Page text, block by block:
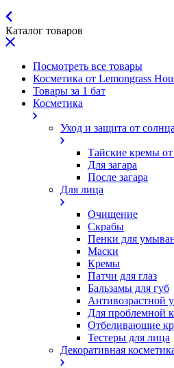
Каталог товаров
Посмотреть все товары
Косметика от Lemongrass
Товары за 1 бат
Косметика
Уход и защита от солнца
Тайские кремы
Для загара
После загара
Для лица
Очищение
Скрабы
Пенки для
Маски
Кремы
Патчи для глаз
Бальзамы для губ
Антивозрастной
Для проблемной
Oтбеливающие
Тестеры для лица
Декоративная